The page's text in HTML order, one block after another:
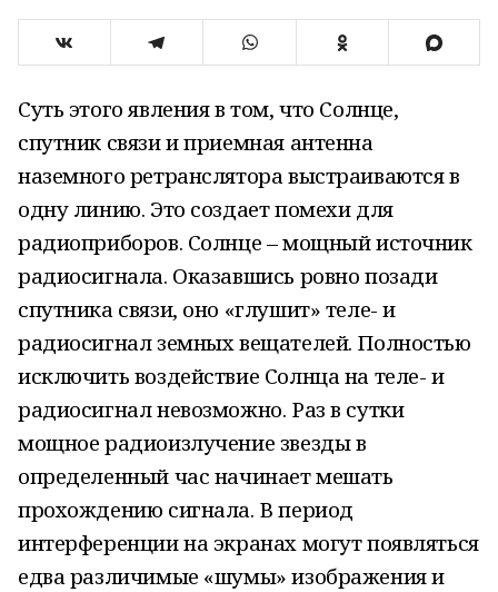
Суть этого явления в том, что Солнце,
спутник связи и приемная антенна
наземного ретранслятора выстраиваются в
одну линию. Это создает помехи для
радиоприборов. Солнце – мощный источник
радиосигнала. Оказавшись ровно позади
спутника связи, оно «глушит» теле- и
радиосигнал земных вещателей. Полностью
исключить воздействие Солнца на теле- и
радиосигнал невозможно. Раз в сутки
мощное радиоизлучение звезды в
определенный час начинает мешать
прохождению сигнала. В период
интерференции на экранах могут появляться
едва различимые «шумы» изображения и